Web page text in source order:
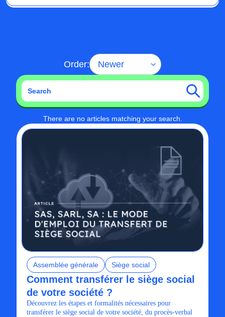
Order:
There are no articles matching your search.
Assemblée générale Siège social
Comment transférer le siège social
de votre société ?
Découvrez les étapes et formalités nécessaires pour
transférer le siège social de votre société, du procès-verbal